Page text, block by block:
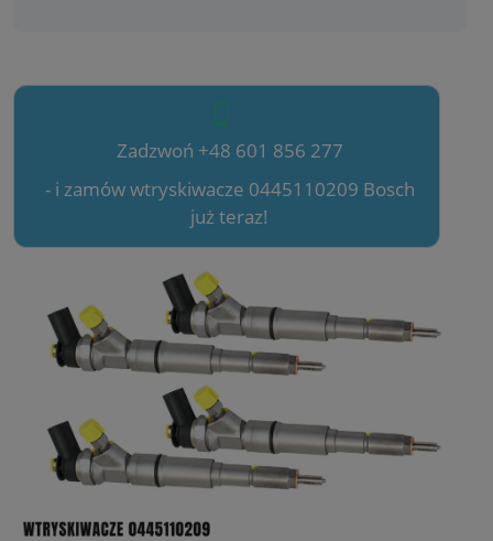
Zadzwoń +48 601 856 277
- i zamów wtryskiwacze 0445110209 Bosch
już teraz!